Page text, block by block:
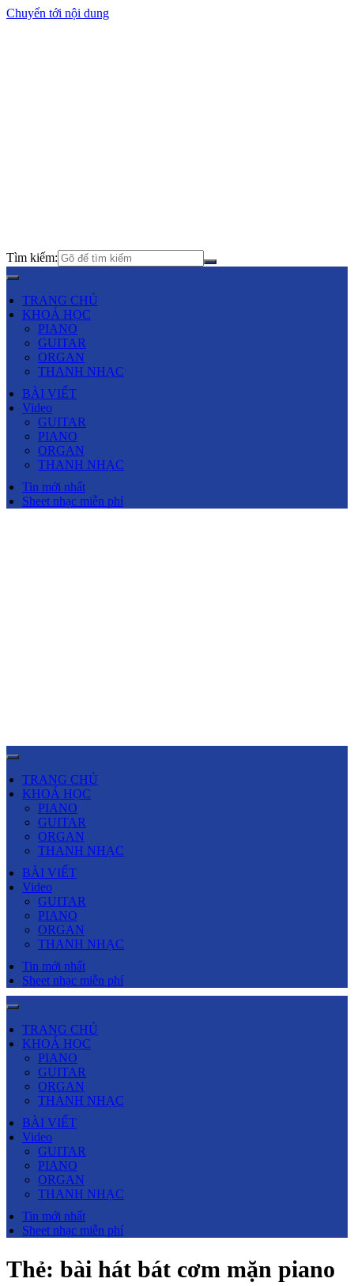
Chuyển tới nội dung
Tìm kiếm:
TRANG CHỦ
KHOÁ HỌC
PIANO
GUITAR
ORGAN
THANH NHẠC
BÀI VIẾT
Video
GUITAR
PIANO
ORGAN
THANH NHẠC
Tin mới nhất
Sheet nhạc miễn phí
TRANG CHỦ
KHOÁ HỌC
PIANO
GUITAR
ORGAN
THANH NHẠC
BÀI VIẾT
Video
GUITAR
PIANO
ORGAN
THANH NHẠC
Tin mới nhất
Sheet nhạc miễn phí
TRANG CHỦ
KHOÁ HỌC
PIANO
GUITAR
ORGAN
THANH NHẠC
BÀI VIẾT
Video
GUITAR
PIANO
ORGAN
THANH NHẠC
Tin mới nhất
Sheet nhạc miễn phí
Thẻ: bài hát bát cơm mặn piano